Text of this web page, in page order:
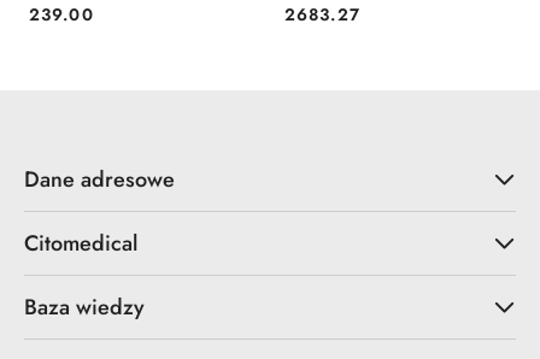
Cena:
239.00 Cena:
2683.27
Dane adresowe
Citomedical
Baza wiedzy